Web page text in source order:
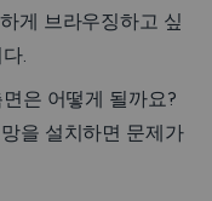
게 브라우징하고 싶
.
은 어떻게 될까요?
을 설치하면 문제가